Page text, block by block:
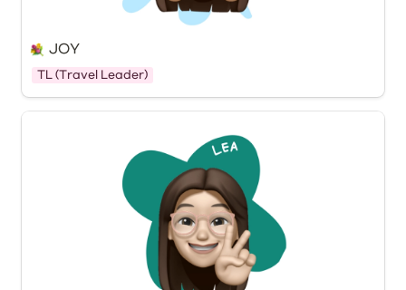
JOY
TL (Travel Leader)